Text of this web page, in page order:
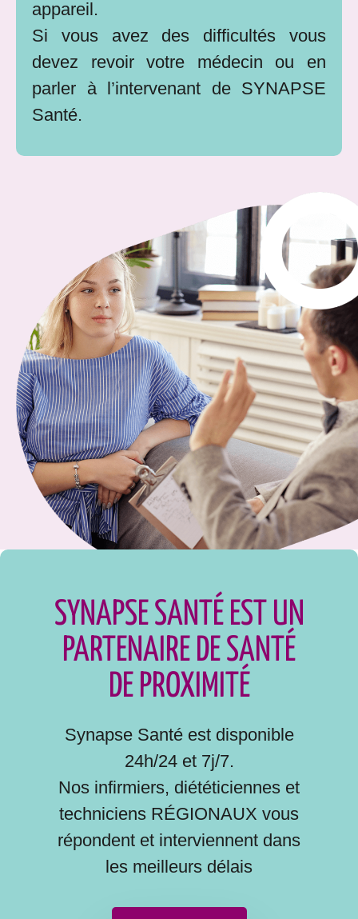
appareil.
Si vous avez des difficultés vous
devez revoir votre médecin ou en
parler à l’intervenant de SYNAPSE
Santé.
SYNAPSE SANTÉ EST UN
PARTENAIRE DE SANTÉ
DE PROXIMITÉ
Synapse Santé est disponible
24h/24 et 7j/7.
Nos infirmiers, diététiciennes et
techniciens RÉGIONAUX vous
répondent et interviennent dans
les meilleurs délais